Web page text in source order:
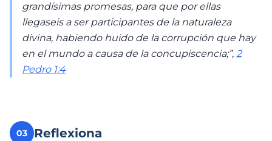
grandísimas promesas, para que por ellas
llegaseis a ser participantes de la naturaleza
divina, habiendo huido de la corrupción que hay
en el mundo a causa de la concupiscencia;”, 2
Pedro 1:4
03 Reflexiona